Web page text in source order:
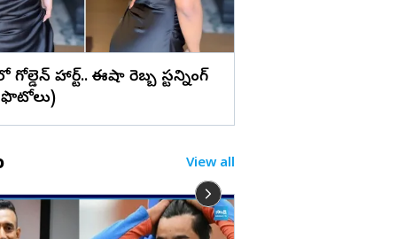
గోల్డెన్ హార్ట్.. ఈషా రెబ్బ స్టన్నింగ్
View all